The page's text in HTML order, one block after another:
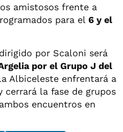
amistosos frente a
para el 6 y el
por Scaloni será
por el Grupo J del
Albiceleste enfrentará a
cerrará la fase de grupos
encuentros en